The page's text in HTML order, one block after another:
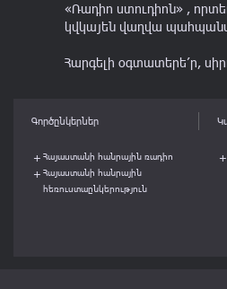
«Ռադիո ստուդիոն» ,
կվկայեն վաղվա
Հարգելի օգտատերե՛ր,
Գործընկերներ
Հայաստանի հանրային ռադիո
Հայաստանի հանրային
հեռուստաընկերություն